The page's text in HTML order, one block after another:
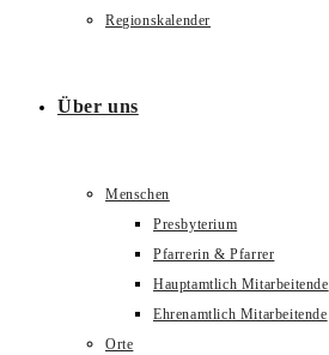
Regionskalender
Über uns
Menschen
Presbyterium
Pfarrerin & Pfarrer
Hauptamtlich Mitarbeitende
Ehrenamtlich Mitarbeitende
Orte